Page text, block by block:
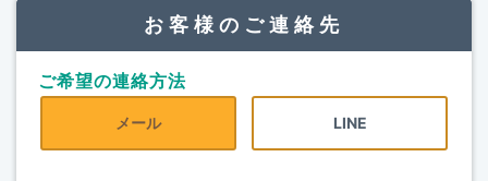
お客様のご連絡先
ご希望の連絡方法
メール LINE